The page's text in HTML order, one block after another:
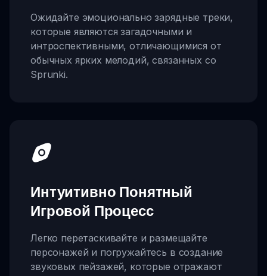
Ожидайте эмоционально зарядные треки,
которые являются загадочными и
интроспективными, отличающимися от
обычных ярких мелодий, связанных со
Sprunki.
Интуитивно Понятный
Игровой Процесс
Легко перетаскивайте и размещайте
персонажей и погружайтесь в создание
звуковых пейзажей, которые отражают